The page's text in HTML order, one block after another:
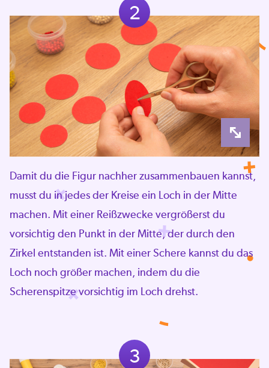
2
Damit du die Figur nachher zusammenbauen kannst,
musst du in jedes der Kreise ein Loch in der Mitte
machen. Mit einer Reißzwecke vergrößerst du
vorsichtig den Punkt in der Mitte, der durch den
Zirkel entstanden ist. Mit einer Schere kannst du das
Loch noch größer machen, indem du die
Scherenspitze vorsichtig im Loch drehst.
3